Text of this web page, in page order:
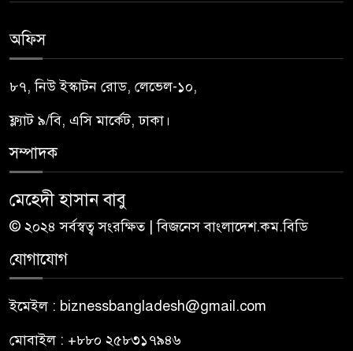
অফিস
৮৭, নিউ ইস্কাটন রোড, লেভেল-১০,
ফ্ল্যাট ৯/বি, এসি মার্কেট, ঢাকা।
সম্পাদক
মেহেদী হাসান বাবু
© ২০২৪ সর্বস্বত্ব সংরক্ষিত | বিজনেস বাংলাদেশ.কম.বিডি
যোগাযোগ
ইমেইল : biznessbangladesh@gmail.com
মোবাইল : +৮৮০ ২৫৮৩১৭৯৪৬